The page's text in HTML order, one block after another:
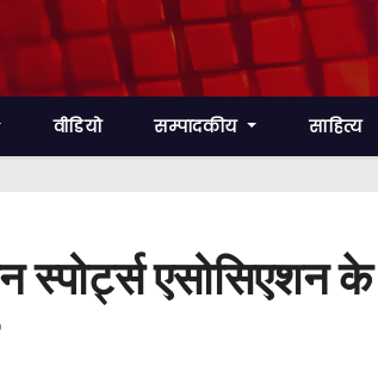
वीडियो सम्पादकीय साहित्य
एसोसिएशन के